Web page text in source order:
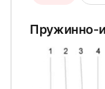
Пружинно-